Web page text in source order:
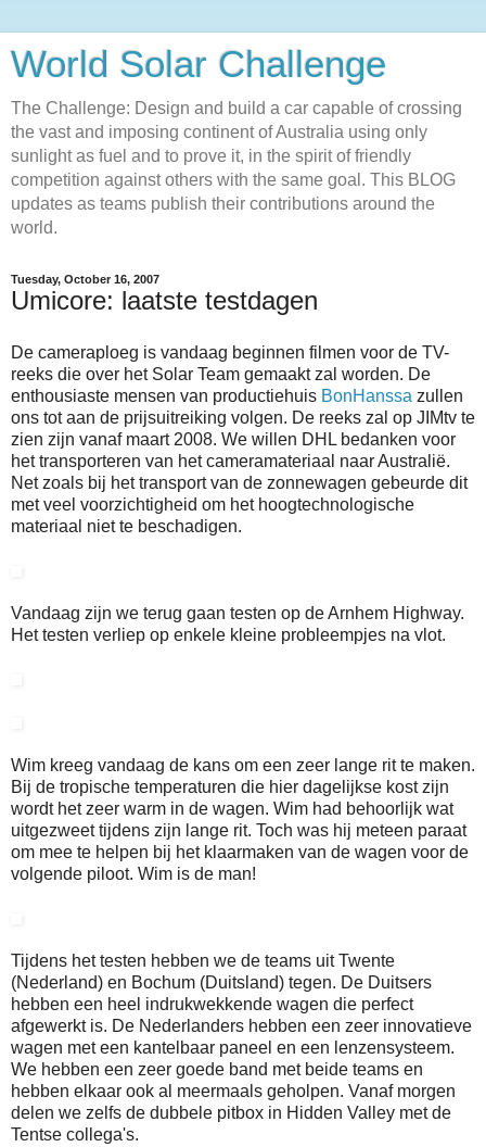
World Solar Challenge
The Challenge: Design and build a car capable of crossing
the vast and imposing continent of Australia using only
sunlight as fuel and to prove it, in the spirit of friendly
competition against others with the same goal. This BLOG
updates as teams publish their contributions around the
world.
Tuesday, October 16, 2007
Umicore: laatste testdagen
De cameraploeg is vandaag beginnen filmen voor de TV-
reeks die over het Solar Team gemaakt zal worden. De
enthousiaste mensen van productiehuis BonHanssa zullen
ons tot aan de prijsuitreiking volgen. De reeks zal op JIMtv te
zien zijn vanaf maart 2008. We willen DHL bedanken voor
het transporteren van het cameramateriaal naar Australië.
Net zoals bij het transport van de zonnewagen gebeurde dit
met veel voorzichtigheid om het hoogtechnologische
materiaal niet te beschadigen.
Vandaag zijn we terug gaan testen op de Arnhem Highway.
Het testen verliep op enkele kleine probleempjes na vlot.
Wim kreeg vandaag de kans om een zeer lange rit te maken.
Bij de tropische temperaturen die hier dagelijkse kost zijn
wordt het zeer warm in de wagen. Wim had behoorlijk wat
uitgezweet tijdens zijn lange rit. Toch was hij meteen paraat
om mee te helpen bij het klaarmaken van de wagen voor de
volgende piloot. Wim is de man!
Tijdens het testen hebben we de teams uit Twente
(Nederland) en Bochum (Duitsland) tegen. De Duitsers
hebben een heel indrukwekkende wagen die perfect
afgewerkt is. De Nederlanders hebben een zeer innovatieve
wagen met een kantelbaar paneel en een lenzensysteem.
We hebben een zeer goede band met beide teams en
hebben elkaar ook al meermaals geholpen. Vanaf morgen
delen we zelfs de dubbele pitbox in Hidden Valley met de
Tentse collega's.